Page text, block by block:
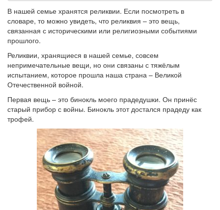
В нашей семье хранятся реликвии. Если посмотреть в
словаре, то можно увидеть, что реликвия – это вещь,
связанная с историческими или религиозными событиями
прошлого.
Реликвии, хранящиеся в нашей семье, совсем
непримечательные вещи, но они связаны с тяжёлым
испытанием, которое прошла наша страна – Великой
Отечественной войной.
Первая вещь – это бинокль моего прадедушки. Он принёс
старый прибор с войны. Бинокль этот достался прадеду как
трофей.